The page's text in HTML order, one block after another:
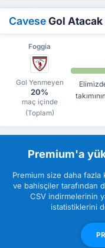
CaveseGol Atacak
Foggia
Gol Yenmeyen
20%
maç içinde
(Toplam)
Premium'a
Premium size daha fazla
ve bahisçiler tarafından
CSV indirmelerinin
istatistiklerini